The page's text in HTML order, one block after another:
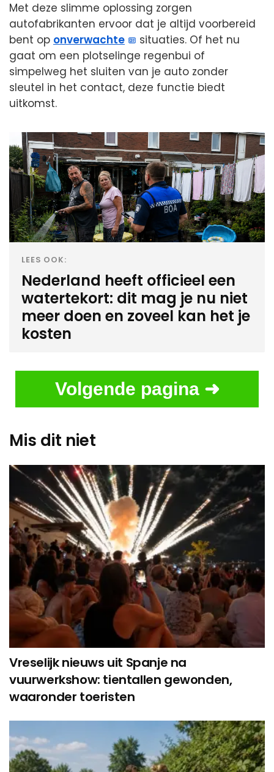
Met deze slimme oplossing zorgen
autofabrikanten ervoor dat je altijd voorbereid
bent op onverwachte
situaties. Of het nu
gaat om een plotselinge regenbui of
simpelweg het sluiten van je auto zonder
sleutel in het contact, deze functie biedt
uitkomst.
LEES OOK:
Nederland heeft officieel een
watertekort: dit mag je nu niet
meer doen en zoveel kan het je
kosten
Volgende pagina ➜
Mis dit niet
Vreselijk nieuws uit Spanje na
vuurwerkshow: tientallen gewonden,
waaronder toeristen